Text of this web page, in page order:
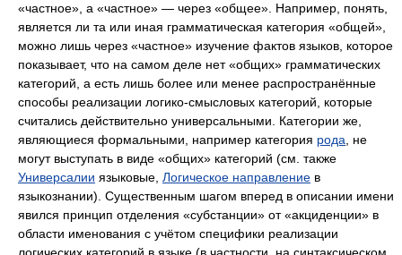
«частное», а «частное» — через «общее». Например, понять,
является ли та или иная грамматическая категория «общей»,
можно лишь через «частное» изучение фактов языков, которое
показывает, что на самом деле нет «общих» грамматических
категорий, а есть лишь более или менее распространённые
способы реализации логико-смысловых категорий, которые
считались действительно универсальными. Категории же,
являющиеся формальными, например категория рода , не
могут выступать в виде «общих» категорий (см. также
Универсалии языковые, Логическое направление в
языкознании). Существенным шагом вперед в описании имени
явился принцип отделения «субстанции» от «акциденции» в
области именования с учётом специфики реализации